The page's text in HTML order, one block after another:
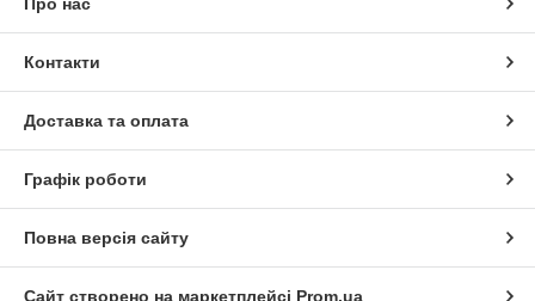
Контакти
Доставка та оплата
Графік роботи
Повна версія сайту
Сайт створено на маркетплейсі Prom.ua